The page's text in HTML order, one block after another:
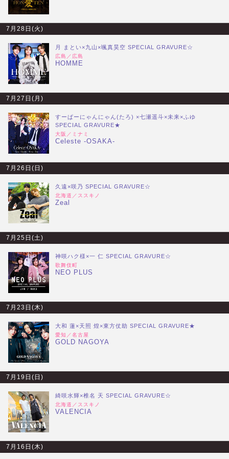
7月28日(火)
月 まとい×九山×颯真昊空 SPECIAL GRAVURE☆
広島／広島
HOMME
7月27日(月)
すーぱーにゃんにゃん(たろ) ×七瀬遥斗×未来×ふゆ
SPECIAL GRAVURE★
大阪／ミナミ
Celeste -OSAKA-
7月26日(日)
久遠×咲乃 SPECIAL GRAVURE☆
北海道／ススキノ
Zeal
7月25日(土)
神咲ハク様×一 仁 SPECIAL GRAVURE☆
歌舞伎町
NEO PLUS
7月23日(木)
大和 蓮×天照 煌×東方仗助 SPECIAL GRAVURE★
愛知／名古屋
GOLD NAGOYA
7月19日(日)
綺咲水輝×椎名 天 SPECIAL GRAVURE☆
北海道／ススキノ
VALENCIA
7月16日(木)